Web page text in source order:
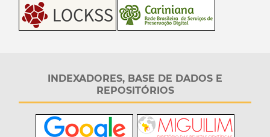
INDEXADORES, BASE DE DADOS E
REPOSITÓRIOS